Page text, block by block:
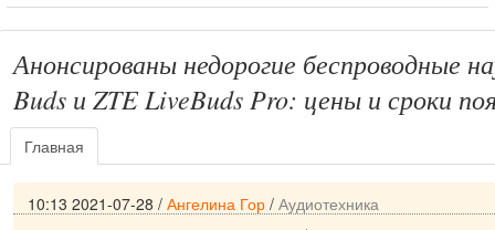
Анонсированы недорогие беспроводные
Buds и ZTE LiveBuds Pro: цены и сроки
Главная
10:13 2021-07-28 / Ангелина Гор / Аудиотехника